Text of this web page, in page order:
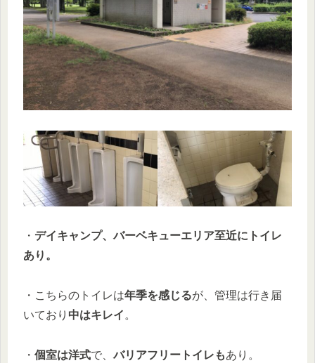
・ デイキャンプ、バーベキューエリア至近にトイレ
あり。
・こちらのトイレは年季を感じるが、管理は行き届
いており 中はキレイ 。
・ 個室は洋式で、バリアフリートイレもあり。